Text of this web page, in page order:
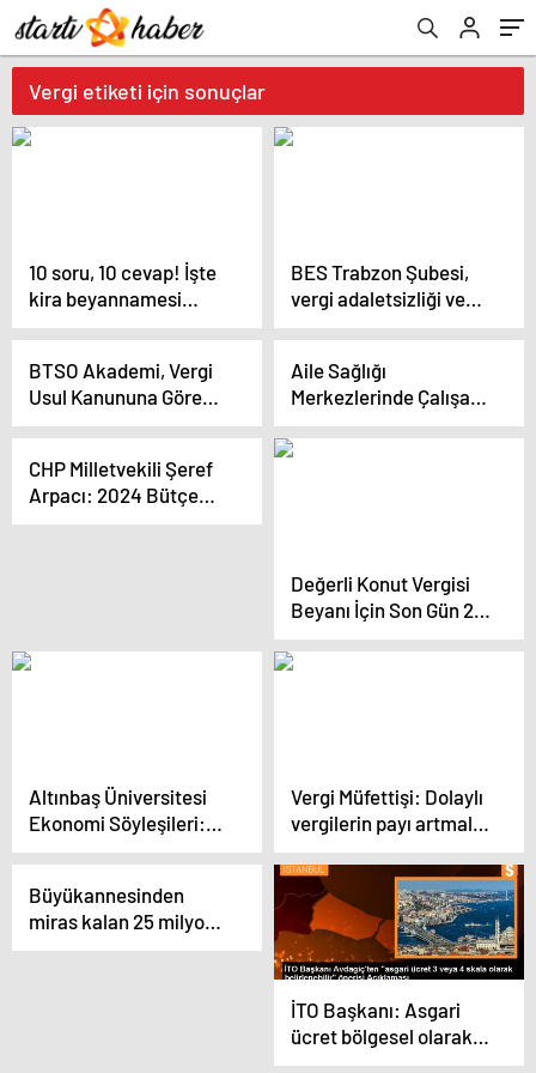
Vergi etiketi için sonuçlar
10 soru, 10 cevap! İşte
kira beyannamesi
hakkında tüm merak
BES Trabzon Şubesi,
vergi adaletsizliği ve
taleplerine ilişkin basın
BTSO Akademi, Vergi
Usul Kanununa Göre
Enflasyon Muhasebesi
Düzenledi
Aile Sağlığı
Merkezlerinde Çalışan
Emekçilerin Ödediği
Vergiler Artıyor
CHP Milletvekili Şeref
Arpacı: 2024 Bütçe
Açığı 150 Milyar Lirayı
Değerli Konut Vergisi
Beyanı İçin Son Gün 20
Şubat
Altınbaş Üniversitesi
Ekonomi Söyleşileri:
Mali Politikalar, Bütçe
Önemi
Vergi Müfettişi: Dolaylı
vergilerin payı artmalı,
vergi adaleti
sağlanmalı
Büyükannesinden
miras kalan 25 milyon
euroluk kısmı nasıl
İTO Başkanı: Asgari
ücret bölgesel olarak
belirlenmeli